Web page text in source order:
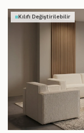
Kılıfı Değiştirilebilir